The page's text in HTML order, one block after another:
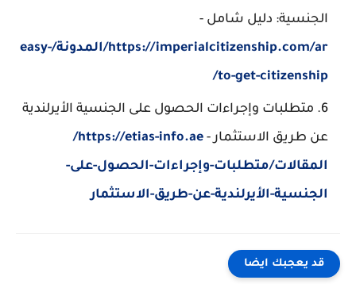
الجنسية: دليل شامل -
https://imperialcitizenship.com/ar/المدونة/easy-
to-get-citizenship/
متطلبات وإجراءات الحصول على الجنسية الأيرلندية
عن طريق الاستثمار -
https://etias-info.ae/
المقالات/متطلبات-وإجراءات-الحصول-على-
الجنسية-الأيرلندية-عن-طريق-الاستثمار
قد يعجبك ايضا